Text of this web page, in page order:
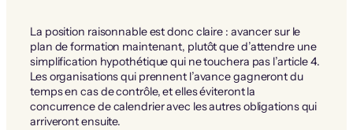
La position raisonnable est donc claire : avancer sur le
plan de formation maintenant, plutôt que d’attendre une
simplification hypothétique qui ne touchera pas l’article 4.
Les organisations qui prennent l’avance gagneront du
temps en cas de contrôle, et elles éviteront la
concurrence de calendrier avec les autres obligations qui
arriveront ensuite.